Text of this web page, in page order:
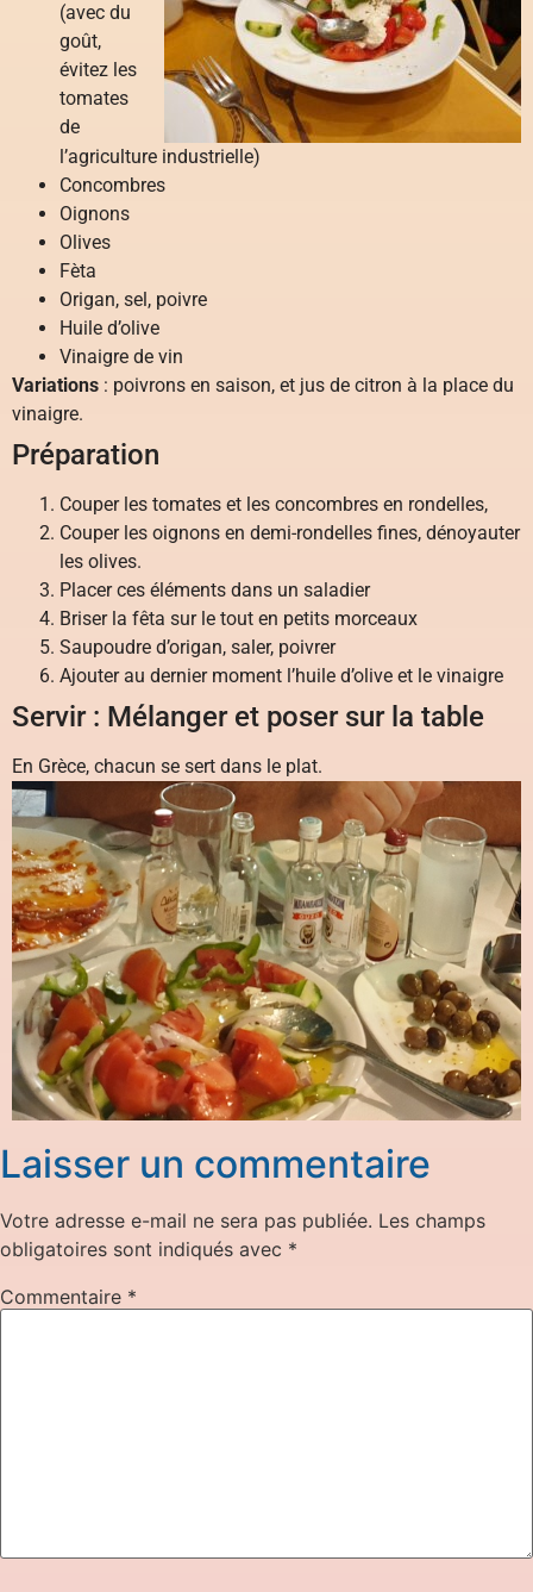
(avec du
goût,
évitez les
tomates
de
l’agriculture industrielle)
Concombres
Oignons
Olives
Fèta
Origan, sel, poivre
Huile d’olive
Vinaigre de vin
Variations : poivrons en saison, et jus de citron à la place du
vinaigre.
Préparation
Couper les tomates et les concombres en rondelles,
Couper les oignons en demi-rondelles fines, dénoyauter
les olives.
Placer ces éléments dans un saladier
Briser la fêta sur le tout en petits morceaux
Saupoudre d’origan, saler, poivrer
Ajouter au dernier moment l’huile d’olive et le vinaigre
Servir : Mélanger et poser sur la table
En Grèce, chacun se sert dans le plat.
Laisser un commentaire
Votre adresse e-mail ne sera pas publiée. Les champs
obligatoires sont indiqués avec *
Commentaire *